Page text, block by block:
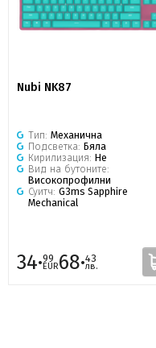
Nubi NK87
Тип: Механична
Подсветка: Бяла
Кирилизация: Не
Вид на бутоните:
Високопрофилни
Суитч: G3ms Sapphire
Mechanical
34·99
EUR68·43
лв.